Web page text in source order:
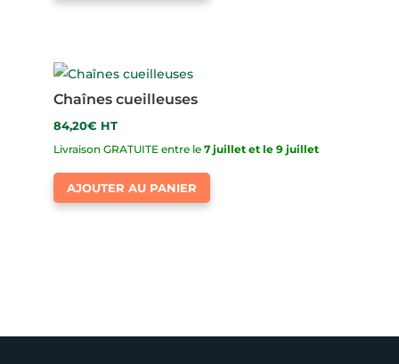
Chaînes cueilleuses
84,20€ HT
Livraison GRATUITE entre le 7 juillet et le 9 juillet
AJOUTER AU PANIER